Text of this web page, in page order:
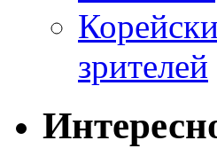
зрителей